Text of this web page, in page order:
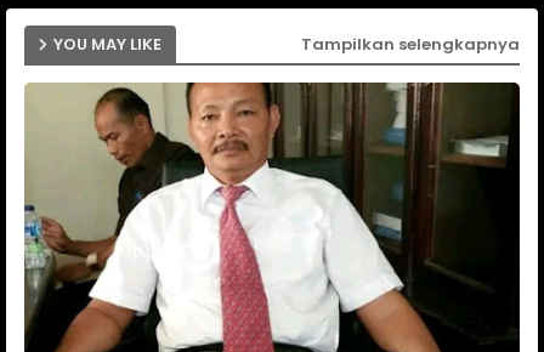
YOU MAY LIKE Tampilkan selengkapnya